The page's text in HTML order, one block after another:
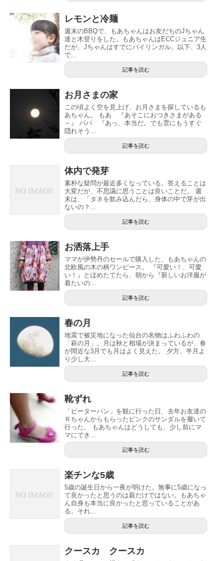
レモンと冷麺
週末のBBQで、もあちゃんはお友だちのJちゃん
達と木登りをした。もあちゃんはECCジュニア生
だが、Jちゃんはすでにバイリンガル。以下、3人
で...
記事を読む
お月さまの家
この頃よく空を見上げ、お月さまを探しているも
あちゃん。 もあ 『あそこにおつきさまがある
～』 パパ 『あっ、本当だ。でも雲にもうすぐ
隠れそう...
記事を読む
体内で発芽
素朴な疑問が最近多くなっている。答えることは
大変だが、不思議に思うことは良いことだ。 週
末は、「タネを飲み込んだら、身体の中で芽が出
ないの？...
記事を読む
お洒落上手
ママが伊勢丹のセールで購入した、もあちゃんの
北欧風の木の柄ワンピース。 『可愛い！、可愛
い！』とほめたてたら、朝から『新しいお洋服が
着たいの...
記事を読む
春の月
地震で被災地になった仙台の名物はふわふわの
「萩の月」。月は秋と相場が決まっているが、春
が間近な3月でも月はよく見えた。 夕方、半月よ
り少し大...
記事を読む
靴ずれ
「ピーターパン」を観に行った日、去年お友達の
Ｒちゃんからもらったピンクのサンダルを履いて
行った。 もあちゃんはどうしても、少し前にマ
マにでき...
記事を読む
楽チンな5歳
5歳の誕生日から一夜が明けた。無事に5歳になっ
て良かったと思うのは親だけではない。もあちゃ
ん自身も本当に良かったと思っていることがあ
る。それ...
記事を読む
クースカ クースカ